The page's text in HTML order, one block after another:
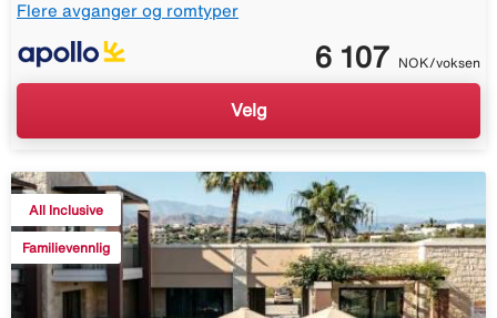
Flere avganger og romtyper
6 107 NOK/voksen
Velg
All Inclusive
Familievennlig